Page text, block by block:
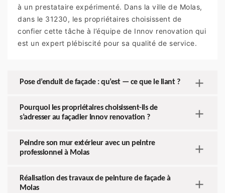
à un prestataire expérimenté. Dans la ville de Molas,
dans le 31230, les propriétaires choisissent de
confier cette tâche à l’équipe de Innov renovation qui
est un expert plébiscité pour sa qualité de service.
Pose d’enduit de façade : qu’est — ce que le liant ?
Pourquoi les propriétaires choisissent-ils de
s’adresser au façadier Innov renovation ?
Peindre son mur extérieur avec un peintre
professionnel à Molas
Réalisation des travaux de peinture de façade à
Molas